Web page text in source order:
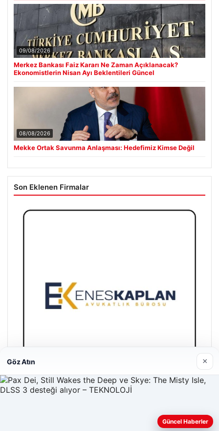
09/08/2026
Merkez Bankası Faiz Kararı Ne Zaman Açıklanacak?
Ekonomistlerin Nisan Ayı Beklentileri Güncel
08/08/2026
Mekke Ortak Savunma Anlaşması: Hedefimiz Kimse Değil
Son Eklenen Firmalar
Web sitemizi nasıl kullandığınızı daha iyi anlayabilmek,
Göz Atın ×
Güncel Haberler